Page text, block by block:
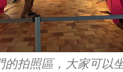
的拍照區，大家可以